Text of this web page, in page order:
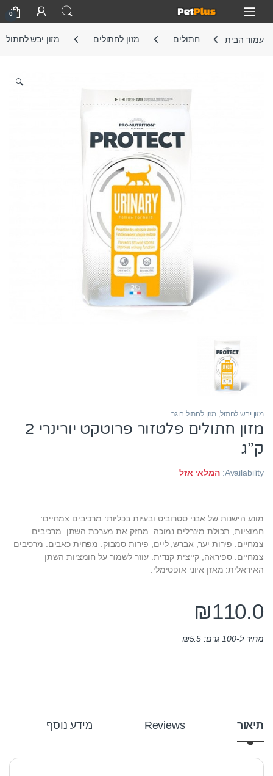
Skip to navigation
Skip to content
Open
0
עמוד הבית חתולים מזון לחתולים מזון יבש לחתול
🔍
מזון יבש לחתול, מזון לחתול בוגר
מזון חתולים פלטזור פרוטקט יורינרי 2
ק”ג
Availability: המלאי אזל
מונע הישנות של אבני סטרוביט ובעיות בכליות: מרכיבים צמחיים:
חמוציות, תכולת מינרלים נמוכה. מחזק את מערכת השתן. מרכיבים
צמחיים: פירות יער, אברש, ליים, פירות סמבוק. מפחית כאבים: מרכיבים
צמחיים: ספיראה, קייצית קנדית. עוזר לשמור על חומציות השתן
האידאלית: מאזן איוני אופטימלי.
₪110.0
מחיר ל-100 גרם: ₪5.5
תיאור Reviews מידע נוסף